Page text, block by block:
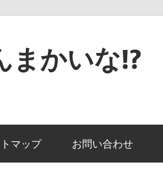
まかいな!?
マップ お問い合わせ